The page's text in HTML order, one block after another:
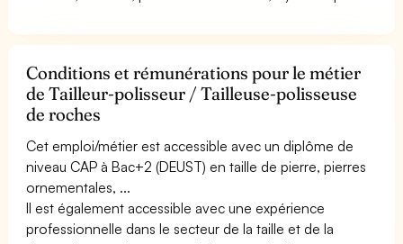
Conditions et rémunérations pour le métier
de Tailleur-polisseur / Tailleuse-polisseuse
de roches
Cet emploi/métier est accessible avec un diplôme de
niveau CAP à Bac+2 (DEUST) en taille de pierre, pierres
ornementales, ...
Il est également accessible avec une expérience
professionnelle dans le secteur de la taille et de la